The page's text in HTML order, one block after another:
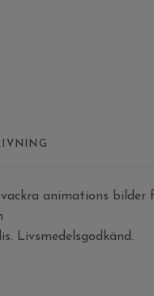
animations bilder
Livsmedelsgodkänd.